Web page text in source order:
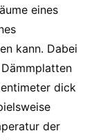
eines
kann. Dabei
dick
der